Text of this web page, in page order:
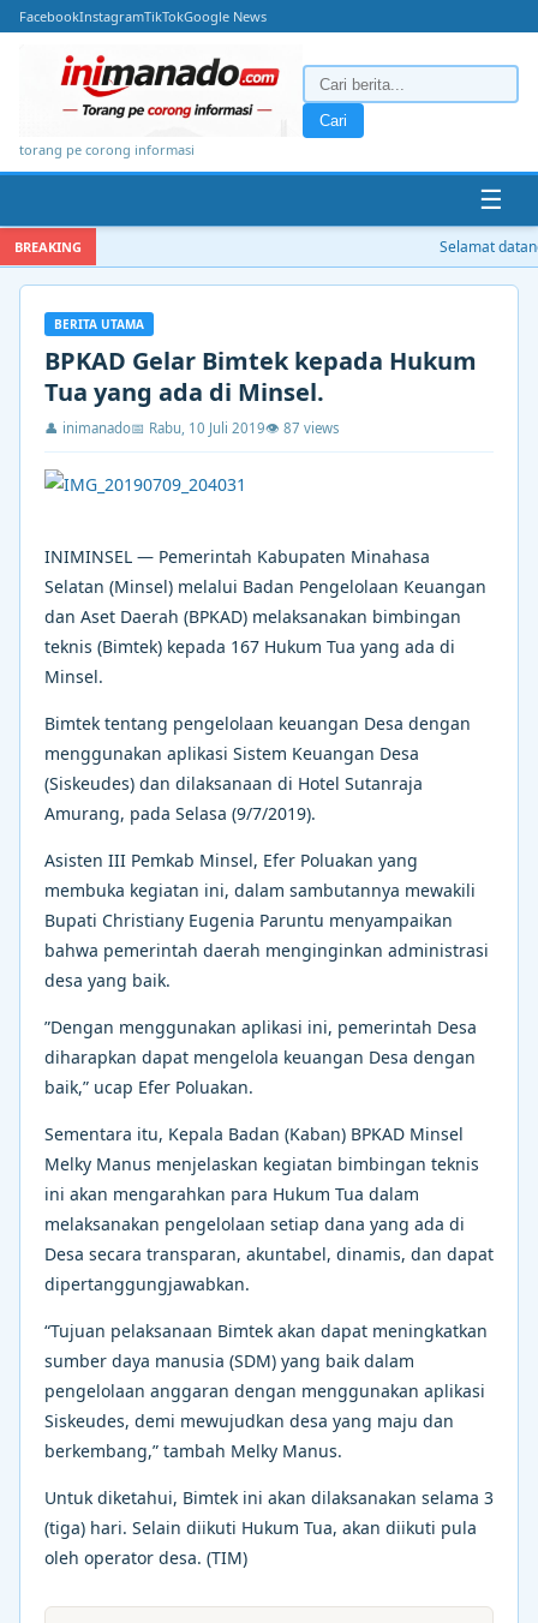
FacebookInstagramTikTokGoogle News
torang pe corong informasi
Cari
☰
BREAKING Selamat
BERITA UTAMA
BPKAD Gelar Bimtek kepada Hukum
Tua yang ada di Minsel.
👤 inimanado📅 Rabu, 10 Juli 2019👁 87 views
INIMINSEL — Pemerintah Kabupaten Minahasa
Selatan (Minsel) melalui Badan Pengelolaan Keuangan
dan Aset Daerah (BPKAD) melaksanakan bimbingan
teknis (Bimtek) kepada 167 Hukum Tua yang ada di
Minsel.
Bimtek tentang pengelolaan keuangan Desa dengan
menggunakan aplikasi Sistem Keuangan Desa
(Siskeudes) dan dilaksanaan di Hotel Sutanraja
Amurang, pada Selasa (9/7/2019).
Asisten III Pemkab Minsel, Efer Poluakan yang
membuka kegiatan ini, dalam sambutannya mewakili
Bupati Christiany Eugenia Paruntu menyampaikan
bahwa pemerintah daerah menginginkan administrasi
desa yang baik.
”Dengan menggunakan aplikasi ini, pemerintah Desa
diharapkan dapat mengelola keuangan Desa dengan
baik,” ucap Efer Poluakan.
Sementara itu, Kepala Badan (Kaban) BPKAD Minsel
Melky Manus menjelaskan kegiatan bimbingan teknis
ini akan mengarahkan para Hukum Tua dalam
melaksanakan pengelolaan setiap dana yang ada di
Desa secara transparan, akuntabel, dinamis, dan dapat
dipertanggungjawabkan.
“Tujuan pelaksanaan Bimtek akan dapat meningkatkan
sumber daya manusia (SDM) yang baik dalam
pengelolaan anggaran dengan menggunakan aplikasi
Siskeudes, demi mewujudkan desa yang maju dan
berkembang,” tambah Melky Manus.
Untuk diketahui, Bimtek ini akan dilaksanakan selama 3
(tiga) hari. Selain diikuti Hukum Tua, akan diikuti pula
oleh operator desa. (TIM)